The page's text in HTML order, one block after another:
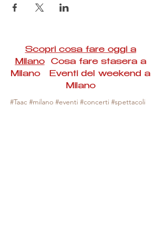
Scopri cosa fare oggi a
MilanoCosa fare stasera a
Milano Eventi del weekend a
Milano
#Taac #milano #eventi #concerti #spettacoli